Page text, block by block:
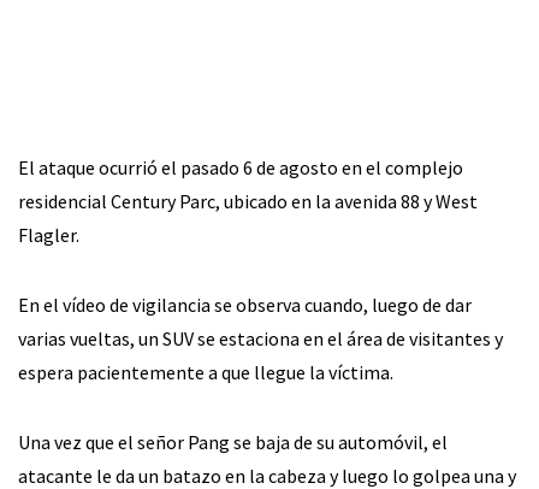
El ataque ocurrió el pasado 6 de agosto en el complejo
residencial Century Parc, ubicado en la avenida 88 y West
Flagler.
En el vídeo de vigilancia se observa cuando, luego de dar
varias vueltas, un SUV se estaciona en el área de visitantes y
espera pacientemente a que llegue la víctima.
Una vez que el señor Pang se baja de su automóvil, el
atacante le da un batazo en la cabeza y luego lo golpea una y